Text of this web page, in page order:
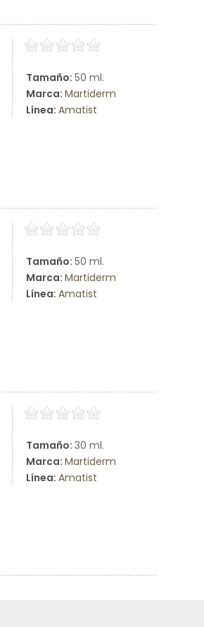
Tamaño: 50 ml.
Marca: Martiderm
Línea: Amatist
Tamaño: 50 ml.
Marca: Martiderm
Línea: Amatist
Tamaño: 30 ml.
Marca: Martiderm
Línea: Amatist